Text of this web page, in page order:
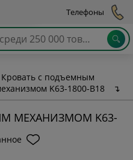
Телефоны
Кровать с подъемным
K63-1800-B18
↴
МЕХАНИЗМОМ K63-